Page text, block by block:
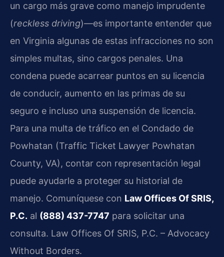
un cargo más grave como manejo imprudente
(reckless driving)—es importante entender que
en Virginia algunas de estas infracciones no son
simples multas, sino cargos penales. Una
condena puede acarrear puntos en su licencia
de conducir, aumento en las primas de su
seguro e incluso una suspensión de licencia.
Para una multa de tráfico en el Condado de
Powhatan (Traffic Ticket Lawyer Powhatan
County, VA), contar con representación legal
puede ayudarle a proteger su historial de
manejo. Comuníquese con Law Offices Of SRIS,
P.C. al (888) 437-7747 para solicitar una
consulta. Law Offices Of SRIS, P.C. – Advocacy
Without Borders.